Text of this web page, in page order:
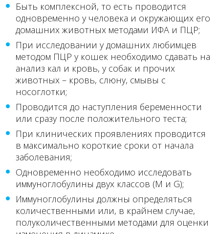
Быть комплексной, то есть проводится
одновременно у человека и окружающих его
домашних животных методами ИФА и ПЦР;
При исследовании у домашних любимцев
методом ПЦР у кошек необходимо сдавать на
анализ кал и кровь, у собак и прочих
животных – кровь, слюну, смывы с
носоглотки;
Проводится до наступления беременности
или сразу после положительного теста;
При клинических проявлениях проводится
в максимально короткие сроки от начала
заболевания;
Одновременно необходимо исследовать
иммуноглобулины двух классов (М и G);
Иммуноглобулины должны определяться
количественными или, в крайнем случае,
полуколичественными методами для оценки